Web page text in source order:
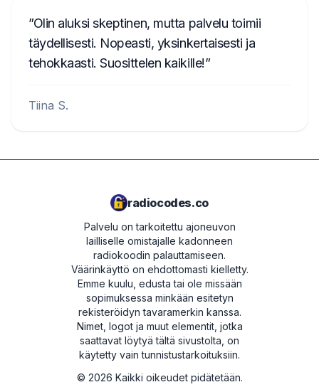
Olin aluksi skeptinen, mutta palvelu toimii
täydellisesti. Nopeasti, yksinkertaisesti ja
tehokkaasti. Suosittelen kaikille!
Tiina S.
radiocodes.co
Palvelu on tarkoitettu ajoneuvon
lailliselle omistajalle kadonneen
radiokoodin palauttamiseen.
Väärinkäyttö on ehdottomasti kielletty.
Emme kuulu, edusta tai ole missään
sopimuksessa minkään esitetyn
rekisteröidyn tavaramerkin kanssa.
Nimet, logot ja muut elementit, jotka
saattavat löytyä tältä sivustolta, on
käytetty vain tunnistustarkoituksiin.
© 2026 Kaikki oikeudet pidätetään.